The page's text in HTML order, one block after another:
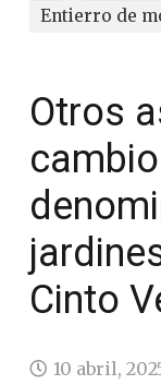
Entierro de
Otros
Cinto
10 abril,